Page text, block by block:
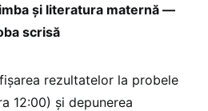
și literatura maternă —
scrisă
rezultatelor la probele
12:00) și depunerea